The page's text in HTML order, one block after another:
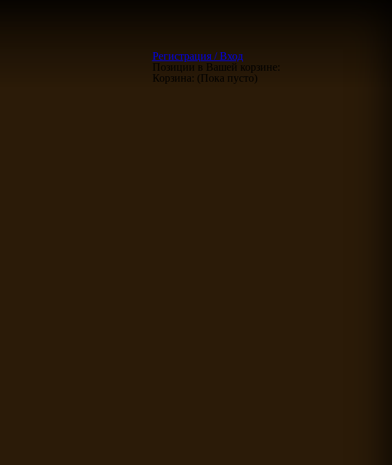
Регистрация / Вход
Позиции в Вашей корзине:
Корзина: (Пока пусто)